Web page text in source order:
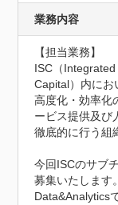
業務内容
【担当業務】
ISC（
Capital）内にお
高度化・効率化
ービス提供及び
徹底的に行う組
今回ISCのサブ
募集いたします。
Data&Analytics